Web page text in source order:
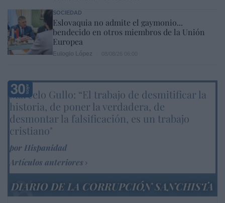
SOCIEDAD
Eslovaquia no admite el gaymonio...
bendecido en otros miembros de la Unión
Europea
Marcelo Gullo: “El trabajo de desmitificar la
historia, de poner la verdadera, de
desmontar la falsificación, es un trabajo
cristiano"
por Hispanidad
Artículos anteriores
DIARIO DE LA CORRUPCIÓN SANCHISTA